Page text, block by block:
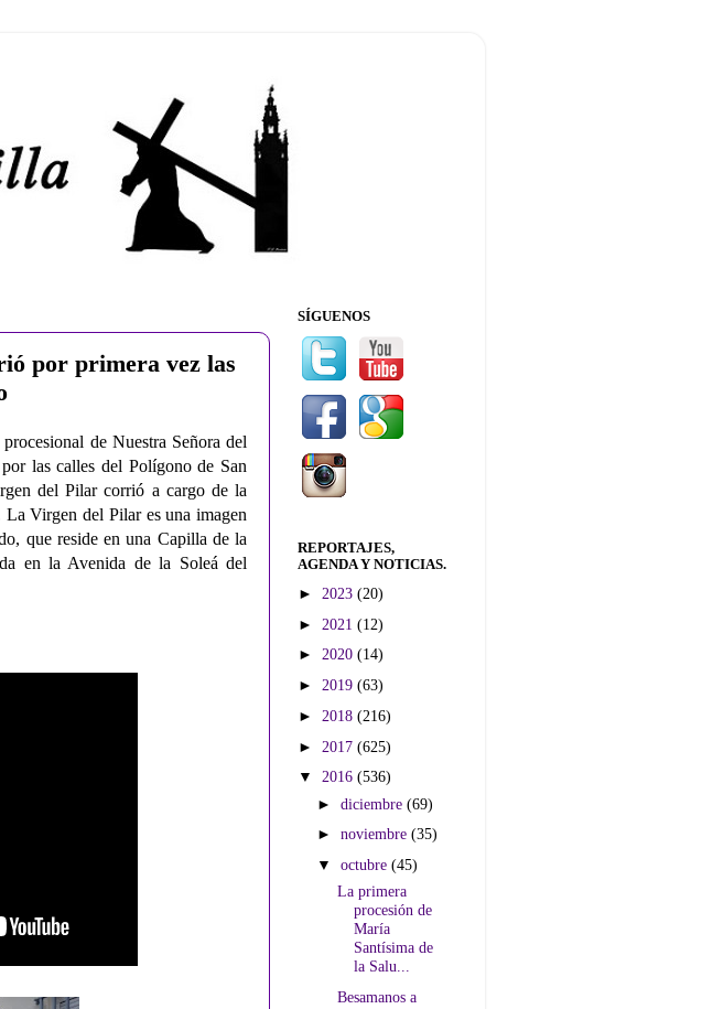
por primera vez las
de Nuestra Señora del
las calles del Polígono de San
del Pilar corrió a cargo de la
Virgen del Pilar es una imagen
que reside en una Capilla de la
en la Avenida de la Soleá del
SÍGUENOS
REPORTAJES,
AGENDA Y NOTICIAS.
► 2023 (20)
► 2021 (12)
► 2020 (14)
► 2019 (63)
► 2018 (216)
► 2017 (625)
▼ 2016 (536)
►diciembre(69)
►noviembre(35)
▼octubre(45)
La primera
procesión de
María
Santísima de
la Salu...
Besamanos a